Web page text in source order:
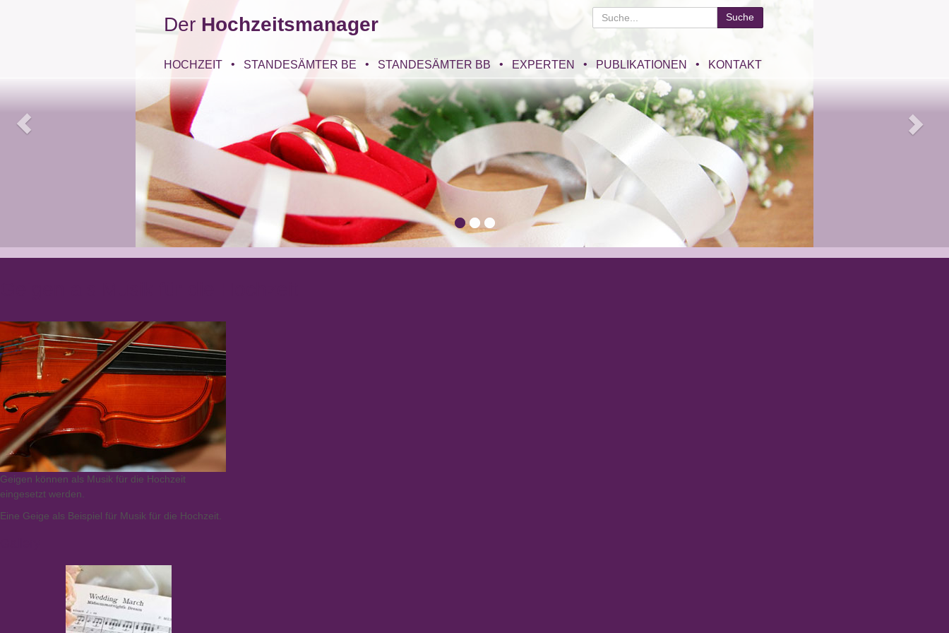
Der Hochzeitsmanager
HOCHZEIT STANDESÄMTER BE STANDESÄMTER BB EXPERTEN PUBLIKATIONEN KONTAKT
Geigen können als Musik für die Hochzeit
eingesetzt werden.
Eine Geige als Beispiel für Musik für die Hochzeit.